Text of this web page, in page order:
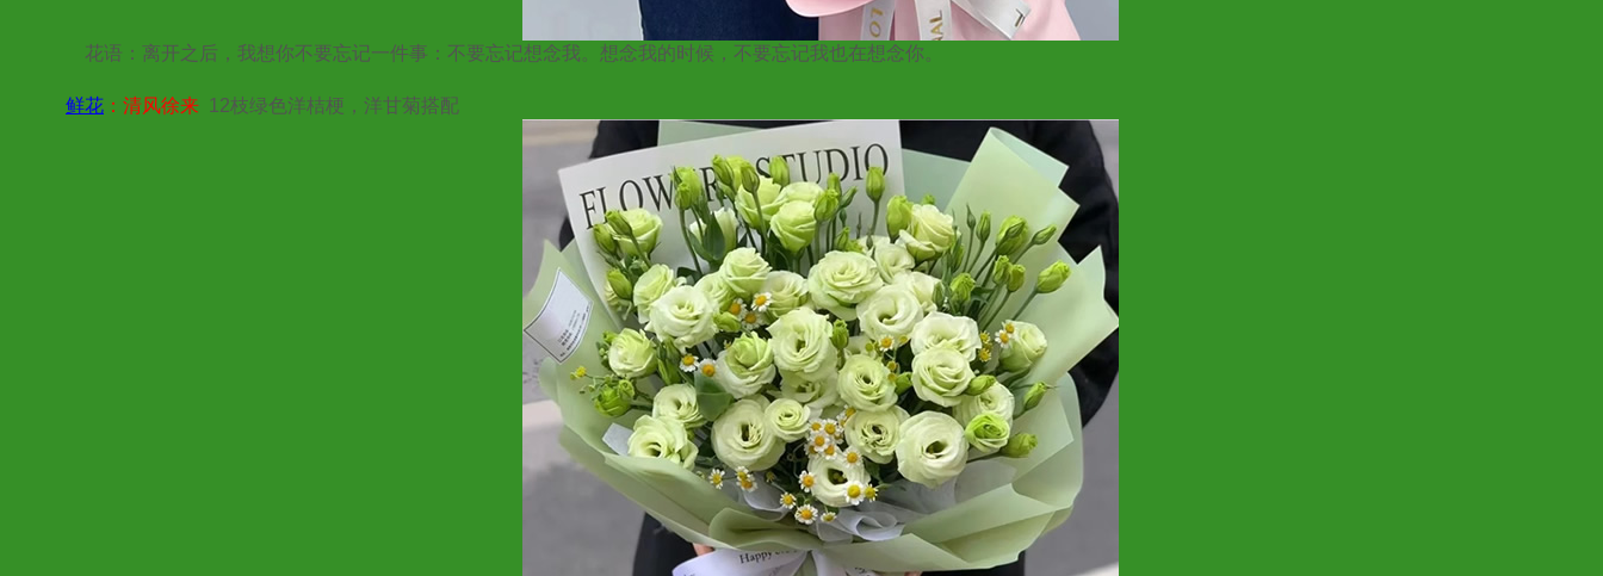
花语：离开之后，我想你不要忘记一件事：不要忘记想念我。想念我的时候，不要忘记我也在想念你。
鲜花 ：清风徐来 12枝绿色洋桔梗，洋甘菊搭配